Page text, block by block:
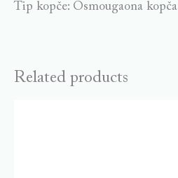
Tip kopče: Osmougaona kopča
Related products